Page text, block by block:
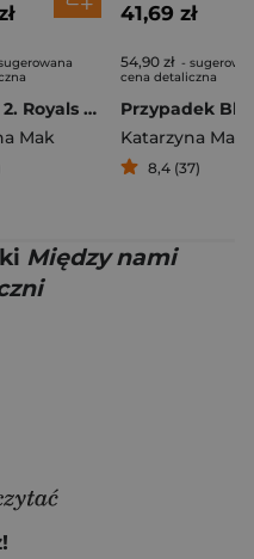
Playboy 2. Royals Lover
Mak
41,69 zł
54,90 zł -
cena detaliczna
Katarzyna Mak
8,4 (37)
Między nami